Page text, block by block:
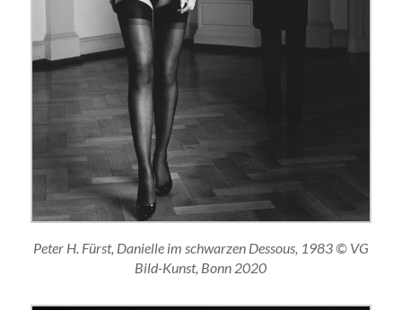
Peter H. Fürst, Danielle im schwarzen Dessous, 1983 © VG
Bild-Kunst, Bonn 2020